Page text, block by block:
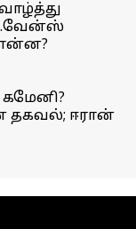
தகவல்; ஈரான்